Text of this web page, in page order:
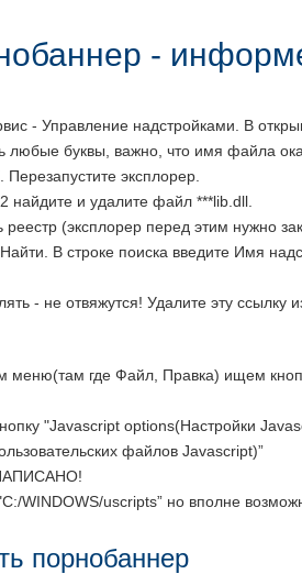
-
- Управление надстройками. В
любые буквы, важно, что имя файла
эксплорер.
найдите и удалите файл ***lib.dll.
реестр (эксплорер перед этим нужно
В строке поиска введите Имя
- не отвяжутся! Удалите эту
меню(там где Файл, Правка) ищем
"Javascript options(Настройки
файлов Javascript)”
WINDOWS/uscripts” но вполне
порнобаннер